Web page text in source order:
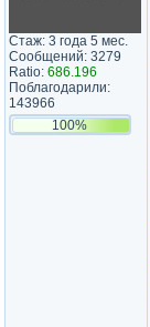
Стаж: 3 года 5 мес.
Сообщений: 3279
Ratio: 686.196
Поблагодарили:
143966
100%